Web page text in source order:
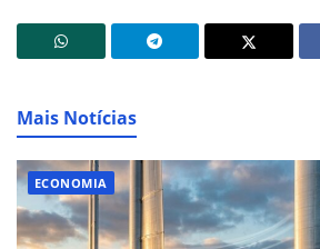
Mais Notícias
ECONOMIA